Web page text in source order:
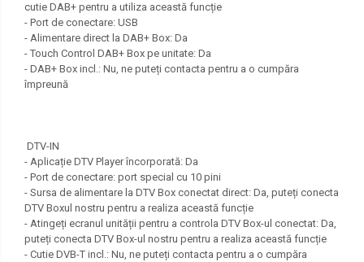
cutie DAB+ pentru a utiliza această funcție
- Port de conectare: USB
- Alimentare direct la DAB+ Box: Da
- Touch Control DAB+ Box pe unitate: Da
- DAB+ Box incl.: Nu, ne puteți contacta pentru a o cumpăra
împreună
DTV-IN
- Aplicație DTV Player încorporată: Da
- Port de conectare: port special cu 10 pini
- Sursa de alimentare la DTV Box conectat direct: Da, puteți conecta
DTV Boxul nostru pentru a realiza această funcție
- Atingeți ecranul unității pentru a controla DTV Box-ul conectat: Da,
puteți conecta DTV Box-ul nostru pentru a realiza această funcție
- Cutie DVB-T incl.: Nu, ne puteți contacta pentru a o cumpăra